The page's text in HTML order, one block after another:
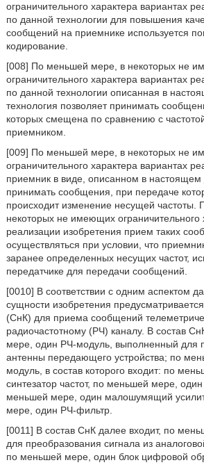
ограничительного характера вариантах
по данной технологии для повышения
сообщений на приемнике используется
кодирование.
[008] По меньшей мере, в некоторых не
ограничительного характера вариантах
по данной технологии описанная в
технология позволяет принимать
которых смещена по сравнению с
приемником.
[009] По меньшей мере, в некоторых не
ограничительного характера вариантах
приемник в виде, описанном в настоящем
принимать сообщения, при передаче
происходит изменение несущей
некоторых не имеющих ограничительного
реализации изобретения прием таких
осуществляться при условии, что
заранее определенных несущих частот,
передатчике для передачи сообщений.
[0010] В соответствии с одним аспектом
сущности изобретения
(СнК) для приема сообщений
радиочастотному (РЧ) каналу. В состав
мере, один РЧ-модуль, выполненный для
антенны передающего устройства; по
модуль, в состав которого входит: по
синтезатор частот, по меньшей мере, один
меньшей мере, один малошумящий
мере, один РЧ-фильтр.
[0011] В состав СнК далее входит, по
для преобразования сигнала из
по меньшей мере, один блок цифровой